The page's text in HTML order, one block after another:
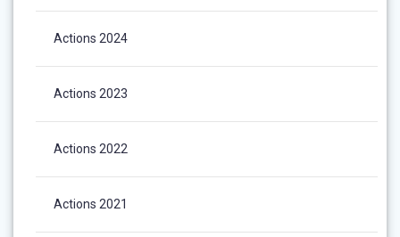
Actions 2024
Actions 2023
Actions 2022
Actions 2021